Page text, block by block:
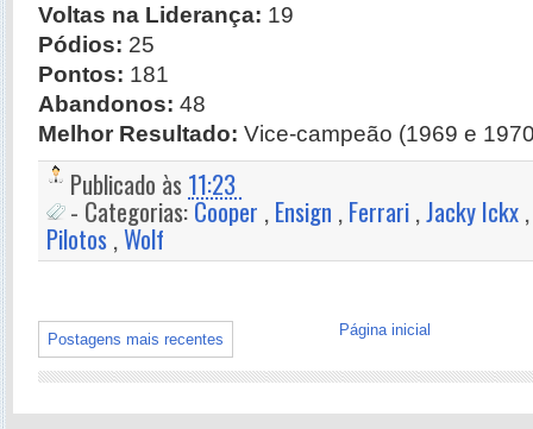
Voltas na Liderança: 19
Pódios: 25
Pontos: 181
Abandonos: 48
Melhor Resultado: Vice-campeão (1969 e
Publicado às11:23
- Categorias:Cooper ,Ensign ,Ferrari,Jacky Ickx
Pilotos,Wolf
Postagens mais recentes
Página inicial